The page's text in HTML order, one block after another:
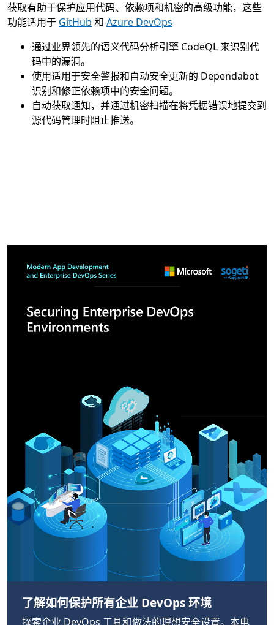
获取有助于保护应用代码、依赖项和机密的高级功能，这些
功能适用于 GitHub 和 Azure DevOps
通过业界领先的语义代码分析引擎 CodeQL 来识别代
码中的漏洞。
使用适用于安全警报和自动安全更新的 Dependabot
识别和修正依赖项中的安全问题。
自动获取通知，并通过机密扫描在将凭据错误地提交到
源代码管理时阻止推送。
了解如何保护所有企业 DevOps 环境
探索企业 DevOps 工具和做法的理想安全设置。本电